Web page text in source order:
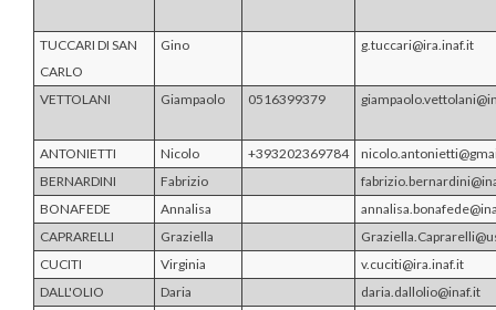
TUCCARI DI SAN
CARLO
Gino g.tuccari@ira.inaf.it
VETTOLANI Giampaolo 0516399379
ANTONIETTI Nicolo +393202369784
BERNARDINI
Fabrizio
BONAFEDE
Annalisa
CAPRARELLI
Graziella
CUCITI
Virginia
v.cuciti@ira.inaf.it
DALL'OLIO
Daria
daria.dallolio@inaf.it